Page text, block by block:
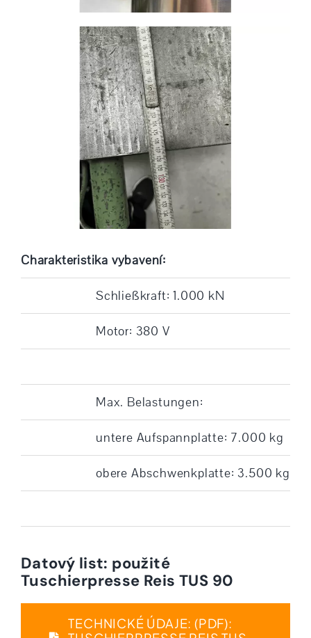
Charakteristika vybavení:
Schließkraft: 1.000 kN
Motor: 380 V
Max. Belastungen:
untere Aufspannplatte: 7.000 kg
obere Abschwenkplatte: 3.500 kg
Datový list: použité
Tuschierpresse Reis TUS 90
TECHNICKÉ ÚDAJE: (PDF):